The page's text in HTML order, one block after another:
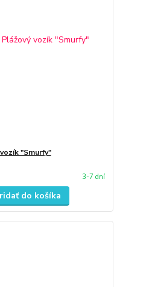
"Smurfy"
3-7 dní
do košíka